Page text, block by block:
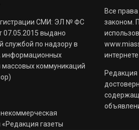
СМИ: ЭЛ № ФС
07.05.2015 выдано
службой по надзору в
информационных
массовых коммуникаций
«Редакция газеты
Все
законом.
Редакция